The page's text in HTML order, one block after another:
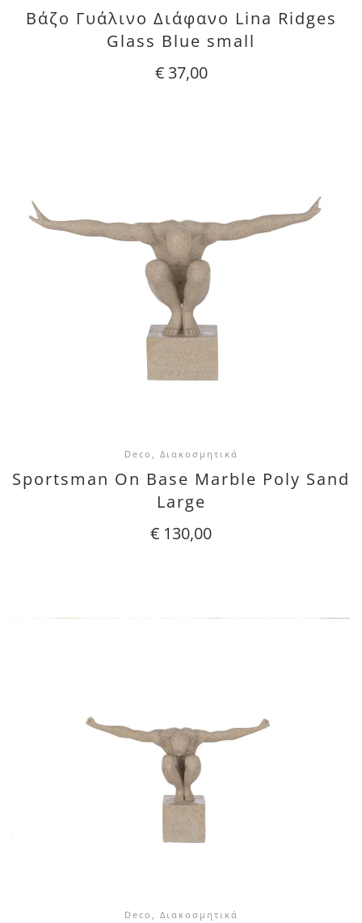
Βάζο Γυάλινο Διάφανο Lina Ridges
Glass Blue small
€37,00
Deco, Διακοσμητικά
Sportsman On Base Marble Poly Sand
Large
€ 130,00
Deco, Διακοσμητικά